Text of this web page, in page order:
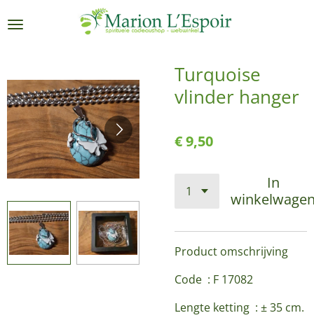
direct
hoofdinhoud
Turquoise
vlinder hanger
€ 9,50
In
Product omschrijving
Code : F 17082
Lengte ketting : ± 35 cm.